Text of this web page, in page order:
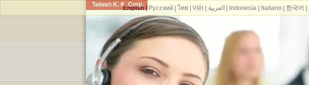
Taiwan K. K. Corp.
English| Русский| ไทย| Việt| العربية Indonesia| Italiano| 한국어